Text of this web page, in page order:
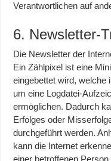
Verantwortlichen auf
6. Newsletter-
Die Newsletter der
Ein Zählpixel ist eine
eingebettet wird, welche
um eine Logdatei-
ermöglichen. Dadurch
Erfolges oder
durchgeführt werden.
kann die Internet
einer betroffenen